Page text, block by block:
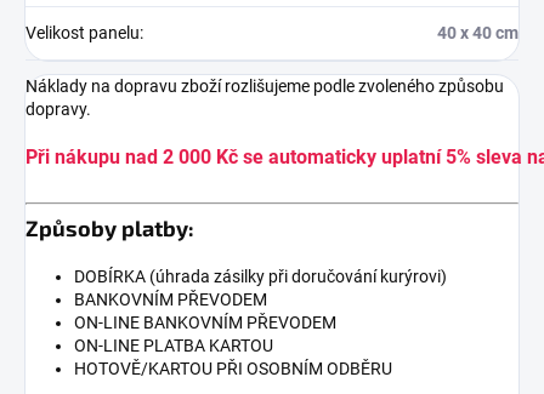
Velikost panelu: 40 x 40 cm
Náklady na dopravu zboží rozlišujeme podle zvoleného způsobu
dopravy.
Při nákupu nad 2 000 Kč se automaticky uplatní 5% sleva
Způsoby platby:
DOBÍRKA (úhrada zásilky při doručování kurýrovi)
BANKOVNÍM PŘEVODEM
ON-LINE BANKOVNÍM PŘEVODEM
ON-LINE PLATBA KARTOU
HOTOVĚ/KARTOU PŘI OSOBNÍM ODBĚRU